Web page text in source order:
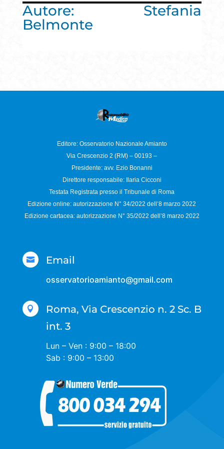
Autore: Stefania
Belmonte
Editore: Osservatorio Nazionale Amianto
Via Crescenzio 2 (RM) – 00193 –
Presidente: avv. Ezio Bonanni
Direttore responsabile:
Ilaria Cicconi
Testata Registrata presso il Tribunale di Roma
Edizione online: autorizzazione N°34/2022 dell’8 marzo 2022
Edizione cartacea: autorizzazione N° 35/2022 dell’8 marzo 2022
 Email
osservatorioamianto@gmail.com

Roma, Via Crescenzio n. 2 Sc. B
int. 3
Lun – Ven : 9:00 – 18:00
Sab : 9:00 – 13:00